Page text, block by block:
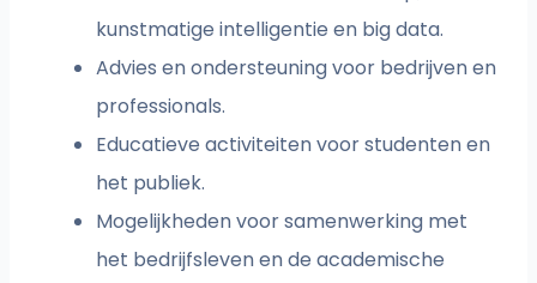
kunstmatige intelligentie en big data.
Advies en ondersteuning voor bedrijven en
professionals.
Educatieve activiteiten voor studenten en
het publiek.
Mogelijkheden voor samenwerking met
het bedrijfsleven en de academische